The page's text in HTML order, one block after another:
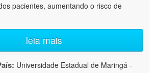
pacientes, aumentando o risco de
leia mais
Universidade Estadual de Maringá -